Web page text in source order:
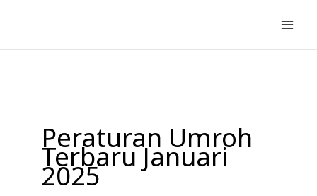
konten
Peraturan Umroh
Terbaru Januari
2025